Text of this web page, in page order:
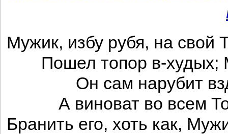
Мужик, избу рубя, на свой
Пошел топор в-худых;
Он сам нарубит
А виноват во всем
Бранить его, хоть как,